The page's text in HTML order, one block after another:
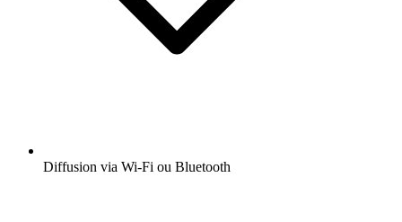
Diffusion via Wi-Fi ou Bluetooth